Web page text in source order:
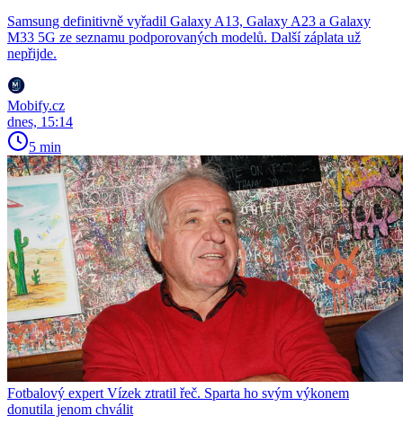
Samsung definitivně vyřadil Galaxy A13, Galaxy A23 a Galaxy
M33 5G ze seznamu podporovaných modelů. Další záplata už
nepřijde.
Mobify.cz
dnes, 15:14
5 min
Fotbalový expert Vízek ztratil řeč. Sparta ho svým výkonem
donutila jenom chválit